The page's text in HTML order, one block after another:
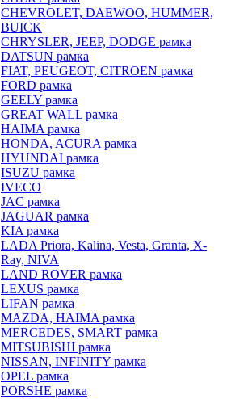
CHEVROLET, DAEWOO, HUMMER,
BUICK
CHRYSLER, JEEP, DODGE рамка
DATSUN рамка
FIAT, PEUGEOT, CITROEN рамка
FORD рамка
GEELY рамка
GREAT WALL рамка
HAIMA рамка
HONDA, ACURA рамка
HYUNDAI рамка
ISUZU рамка
IVECO
JAC рамка
JAGUAR рамка
KIA рамка
LADA Priora, Kalina, Vesta, Granta, X-
Ray, NIVA
LAND ROVER рамка
LEXUS рамка
LIFAN рамка
MAZDA, HAIMA рамка
MERCEDES, SMART рамка
MITSUBISHI рамка
NISSAN, INFINITY рамка
OPEL рамка
PORSHE рамка